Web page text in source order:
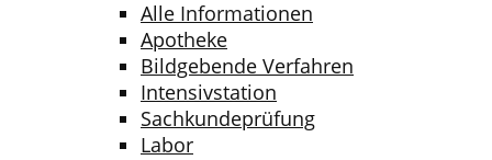
Alle Informationen
Apotheke
Bildgebende Verfahren
Intensivstation
Sachkundeprüfung
Labor